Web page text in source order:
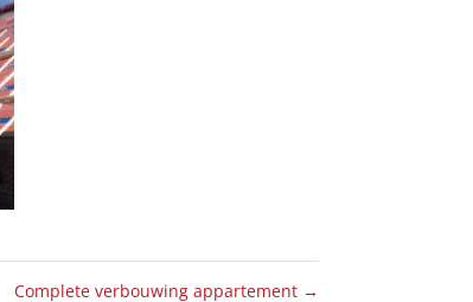
Complete verbouwing appartement →